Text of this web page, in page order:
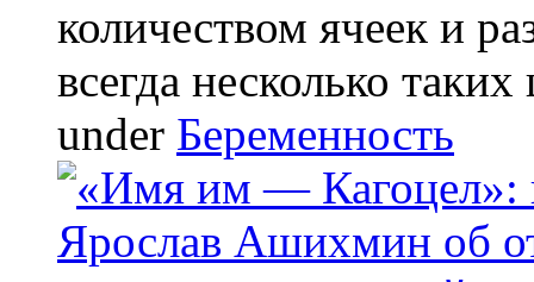
количеством ячеек и
всегда несколько
under Беременность